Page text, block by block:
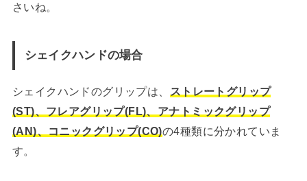
さいね。
シェイクハンドの場合
シェイクハンドのグリップは、
ストレートグリップ
(ST)、フレアグリップ(FL)、アナトミックグリップ
(AN)、コニックグリップ(CO)の4種類に分かれていま
す。